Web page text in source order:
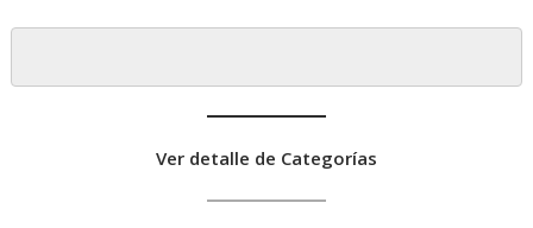
Ver detalle de Categorías